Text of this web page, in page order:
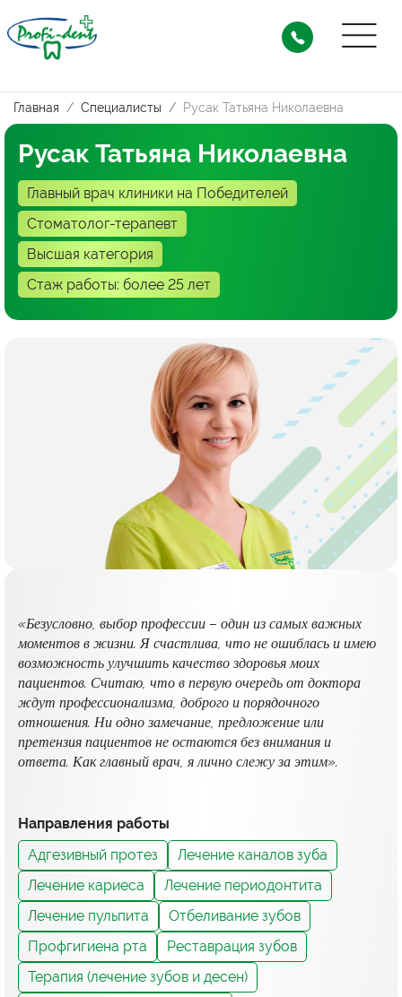
Главная Специалисты Русак Татьяна Николаевна
Русак Татьяна Николаевна
Главный врач клиники на Победителей
Стоматолог-терапевт
Высшая категория
Стаж работы: более 25 лет
«Безусловно, выбор профессии – один из самых важных
моментов в жизни. Я счастлива, что не ошиблась и имею
возможность улучшить качество здоровья моих
пациентов. Считаю, что в первую очередь от доктора
ждут профессионализма, доброго и порядочного
отношения. Ни одно замечание, предложение или
претензия пациентов не остаются без внимания и
ответа. Как главный врач, я лично слежу за этим».
Направления работы
Адгезивный протез
Лечение каналов зуба
Лечение кариеса
Лечение периодонтита
Лечение пульпита
Отбеливание зубов
Профгигиена рта
Реставрация зубов
Терапия (лечение зубов и десен)